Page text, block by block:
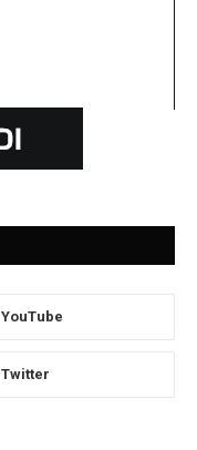
YouTube
Twitter